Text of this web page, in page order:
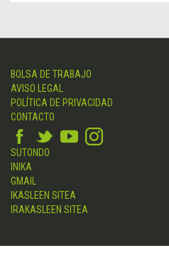
BOLSA DE TRABAJO
AVISO LEGAL
POLÍTICA DE PRIVACIDAD
CONTACTO
SUTONDO
INIKA
GMAIL
IKASLEEN SITEA
IRAKASLEEN SITEA